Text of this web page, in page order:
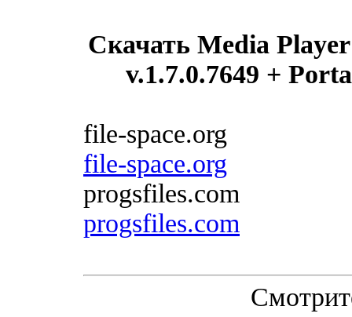
Скачать Media
v.1.7.0.7649 +
file-space.org
file-space.org
progsfiles.com
progsfiles.com